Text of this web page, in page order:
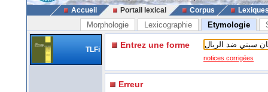
Accueil Portail lexical Corpus
Morphologie Lexicographie Etymologie
TLFi Entrez une forme
notices corrigées
Erreur